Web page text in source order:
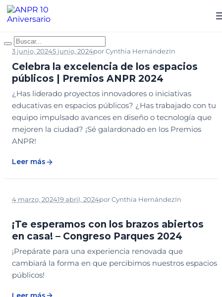
3 junio, 20245 junio, 2024porCynthia HernándezIn
Celebra la excelencia de los espacios
públicos | Premios ANPR 2024
¿Has liderado proyectos innovadores o iniciativas
educativas en espacios públicos? ¿Has trabajado con tu
equipo impulsado avances en diseño o tecnología que
mejoren la ciudad? ¡Sé galardonado en los Premios
ANPR!
Leer más
4 marzo, 202419 abril, 2024porCynthia HernándezIn
¡Te esperamos con los brazos abiertos
en casa! – Congreso Parques 2024
¡Prepárate para una experiencia renovada que
cambiará la forma en que percibimos nuestros espacios
públicos!